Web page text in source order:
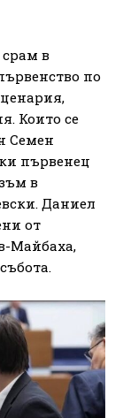
в
по
Които се
Семен
първенец
в
Даниел
от
Майбаха,